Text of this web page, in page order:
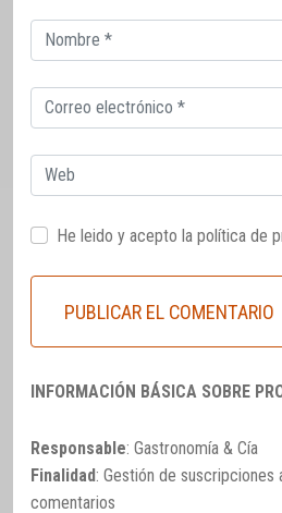
Correo
electrónico
Correo
electrónico
Web
He leido y acepto la política de
INFORMACIÓN BÁSICA SOBRE
Responsable: Gastronomía & Cía
Finalidad: Gestión de suscripciones
comentarios